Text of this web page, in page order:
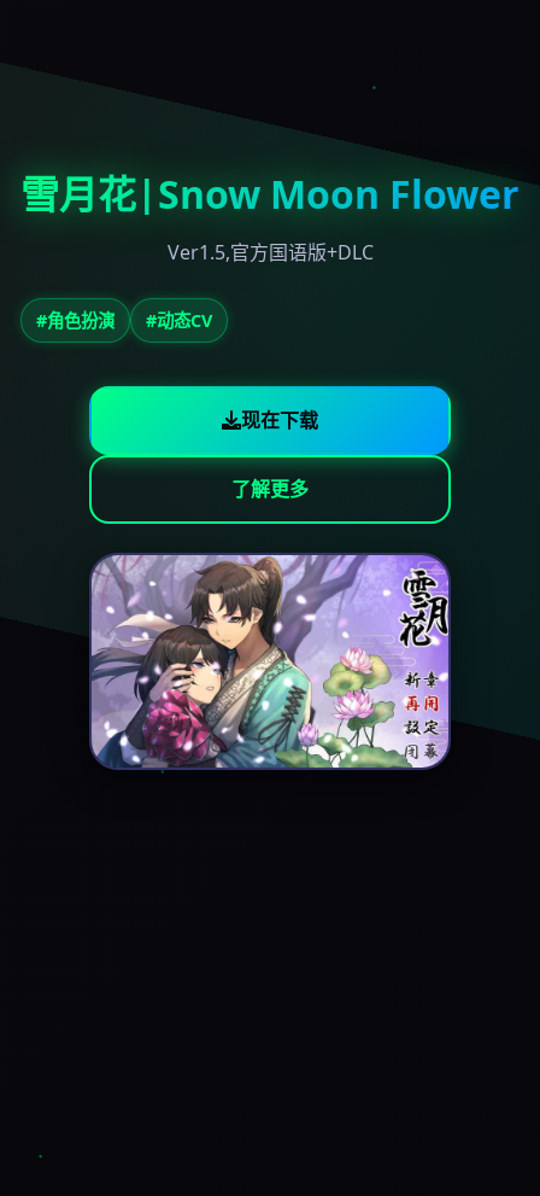
雪月花|Snow Moon Flower
Ver1.5,官方国语版+DLC
#角色扮演 #动态CV
现在下载
了解更多